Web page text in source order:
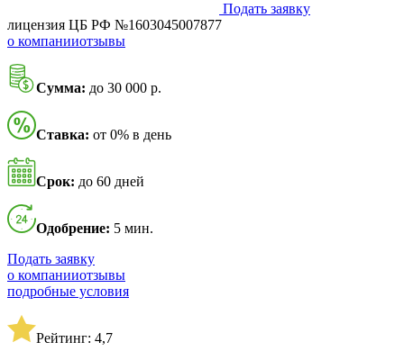
Подать заявку
лицензия ЦБ РФ №1603045007877
о компанииотзывы
Сумма: до 30 000 р.
Ставка: от 0% в день
Срок: до 60 дней
Одобрение: 5 мин.
Подать заявку
о компанииотзывы
подробные условия
Рейтинг: 4,7